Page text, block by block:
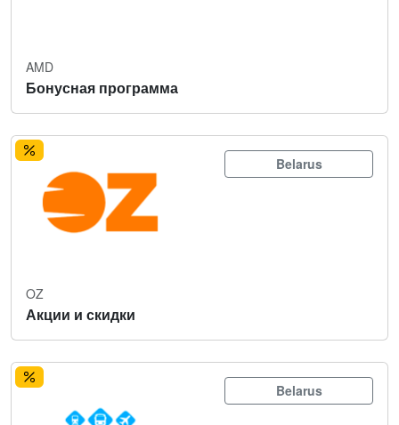
AMD
Бонусная программа
Belarus
OZ
Акции и скидки
Belarus